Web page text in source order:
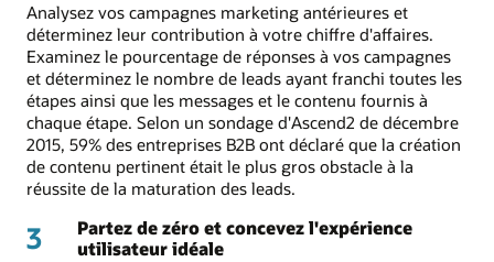
Analysez vos campagnes marketing antérieures et
déterminez leur contribution à votre chiffre d'affaires.
Examinez le pourcentage de réponses à vos campagnes
et déterminez le nombre de leads ayant franchi toutes les
étapes ainsi que les messages et le contenu fournis à
chaque étape. Selon un sondage d'Ascend2 de décembre
2015, 59% des entreprises B2B ont déclaré que la création
de contenu pertinent était le plus gros obstacle à la
réussite de la maturation des leads.
3
Partez de zéro et concevez l'expérience
utilisateur idéale